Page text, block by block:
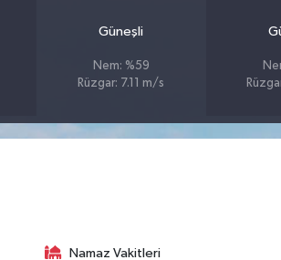
Güneşli
Nem: %59
Rüzgar: 7.11 m/s
Namaz Vakitleri